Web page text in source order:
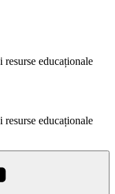
educaționale
educaționale